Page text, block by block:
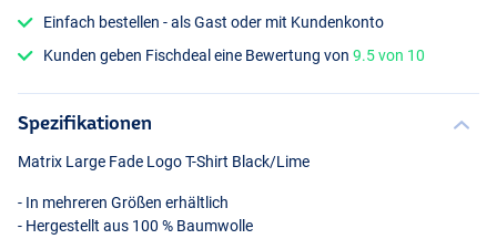
Einfach bestellen - als Gast oder mit Kundenkonto
Kunden geben Fischdeal eine Bewertung von9.5 von 10
Spezifikationen
Matrix Large Fade Logo T-Shirt Black/Lime
- In mehreren Größen erhältlich
- Hergestellt aus 100 % Baumwolle